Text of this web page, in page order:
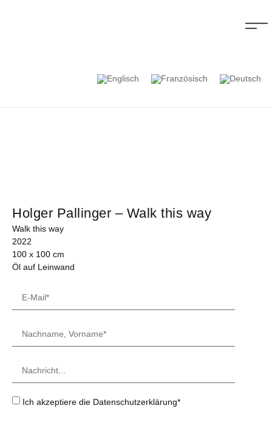
Holger Pallinger – Walk this way
Walk this way
2022
100 x 100 cm
Öl auf Leinwand
Ich akzeptiere die Datenschutzerklärung*